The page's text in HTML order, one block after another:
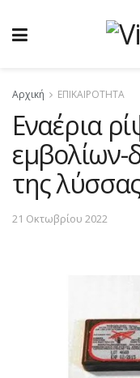
Αρχική ΕΠΙΚΑΙΡΟΤΗΤΑ
Eναέρια
της
21 Οκτωβρίου 2022